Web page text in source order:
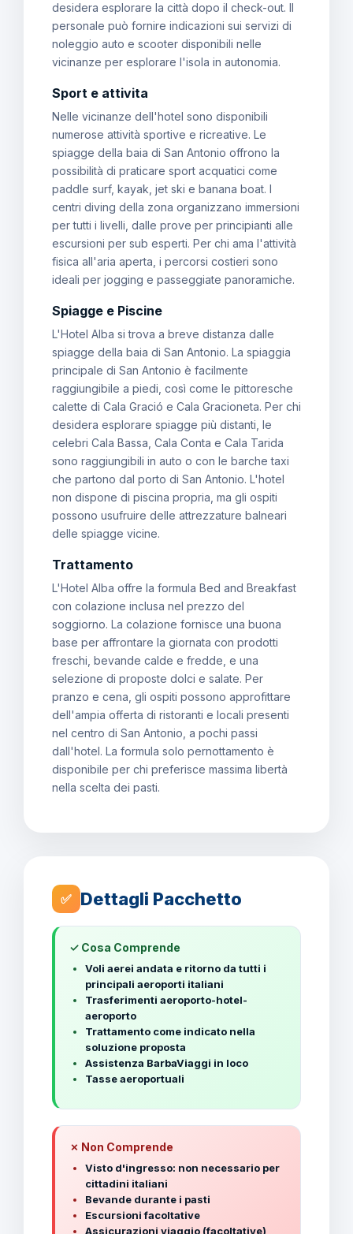
desidera esplorare la città dopo il check-out. Il
personale può fornire indicazioni sui servizi di
noleggio auto e scooter disponibili nelle
vicinanze per esplorare l'isola in autonomia.
Sport e attivita
Nelle vicinanze dell'hotel sono disponibili
numerose attività sportive e ricreative. Le
spiagge della baia di San Antonio offrono la
possibilità di praticare sport acquatici come
paddle surf, kayak, jet ski e banana boat. I
centri diving della zona organizzano immersioni
per tutti i livelli, dalle prove per principianti alle
escursioni per sub esperti. Per chi ama l'attività
fisica all'aria aperta, i percorsi costieri sono
ideali per jogging e passeggiate panoramiche.
Spiagge e Piscine
L'Hotel Alba si trova a breve distanza dalle
spiagge della baia di San Antonio. La spiaggia
principale di San Antonio è facilmente
raggiungibile a piedi, così come le pittoresche
calette di Cala Gració e Cala Gracioneta. Per chi
desidera esplorare spiagge più distanti, le
celebri Cala Bassa, Cala Conta e Cala Tarida
sono raggiungibili in auto o con le barche taxi
che partono dal porto di San Antonio. L'hotel
non dispone di piscina propria, ma gli ospiti
possono usufruire delle attrezzature balneari
delle spiagge vicine.
Trattamento
L'Hotel Alba offre la formula Bed and Breakfast
con colazione inclusa nel prezzo del
soggiorno. La colazione fornisce una buona
base per affrontare la giornata con prodotti
freschi, bevande calde e fredde, e una
selezione di proposte dolci e salate. Per
pranzo e cena, gli ospiti possono approfittare
dell'ampia offerta di ristoranti e locali presenti
nel centro di San Antonio, a pochi passi
dall'hotel. La formula solo pernottamento è
disponibile per chi preferisce massima libertà
nella scelta dei pasti.
✅ Dettagli Pacchetto
✓ Cosa Comprende
Voli aerei andata e ritorno da tutti i
principali aeroporti italiani
Trasferimenti aeroporto-hotel-
aeroporto
Trattamento come indicato nella
soluzione proposta
Assistenza BarbaViaggi in loco
Tasse aeroportuali
✗ Non Comprende
Visto d'ingresso: non necessario per
cittadini italiani
Bevande durante i pasti
Escursioni facoltative
Assicurazioni viaggio (facoltative)